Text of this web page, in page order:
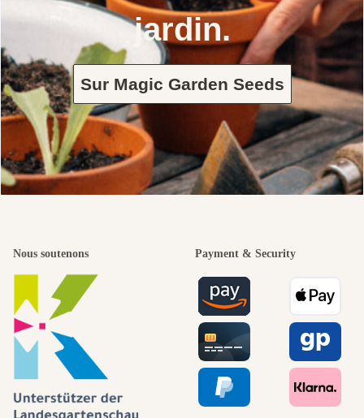
jardin.
Sur Magic Garden Seeds
Nous soutenons Payment & Security